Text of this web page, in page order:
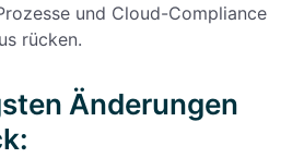
und Cloud-Compliance
rücken.
Änderungen